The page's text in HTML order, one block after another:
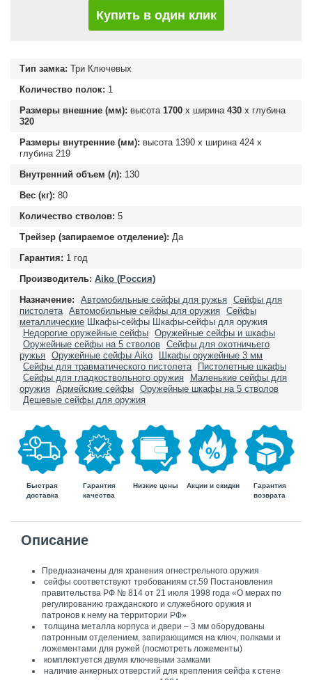
Купить в один клик
Тип замка: Три Ключевых
Количество полок: 1
Размеры внешние (мм): высота 1700 х ширина 430 х глубина
320
Размеры внутренние (мм): высота 1390 х ширина 424 х
глубина 219
Внутренний объем (л): 130
Вес (кг): 80
Количество стволов: 5
Трейзер (запираемое отделение): Да
Гарантия: 1 год
Производитель: Aiko (Россия)
Назначение:
Автомобильные сейфы для ружья Сейфы для
пистолета Автомобильные сейфы для оружия Сейфы
металлические
Шкафы-сейфы
Шкафы-сейфы для оружия
Недорогие оружейные сейфы Оружейные сейфы и шкафы
Оружейные сейфы на 5 стволов Сейфы для охотничьего
ружья Оружейные сейфы Aiko
Шкафы оружейные 3 мм
Сейфы для травматического пистолета
Пистолетные шкафы
Сейфы для гладкоствольного оружия
Маленькие сейфы для
оружия Армейские сейфы Оружейные шкафы на 5 стволов
Дешевые сейфы для оружия
Быстрая
доставка
Гарантия
качества
Низкие цены Акции и скидки
Гарантия
возврата
Описание
Предназначены для хранения огнестрельного оружия
сейфы соответствуют требованиям ст.59 Постановления
правительства РФ № 814 от 21 июля 1998 года «О мерах по
регулированию гражданского и служебного оружия и
патронов к нему на территории РФ»
толщина металла корпуса и двери – 3 мм оборудованы
патронным отделением, запирающимся на ключ, полками и
ложементами для ружей (посмотреть ложементы)
комплектуется двумя ключевыми замками
наличие анкерных отверстий для крепления сейфа к стене